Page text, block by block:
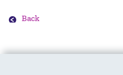
Back